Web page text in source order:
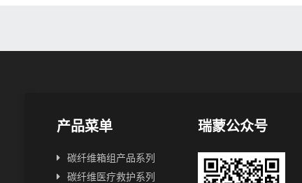
产品菜单
碳纤维箱组产品系列
碳纤维医疗救护系列
瑞蒙公众号